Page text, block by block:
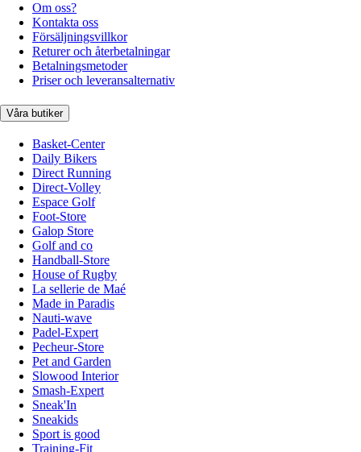
Om oss?
Kontakta oss
Försäljningsvillkor
Returer och återbetalningar
Betalningsmetoder
Priser och leveransalternativ
Våra butiker
Basket-Center
Daily Bikers
Direct Running
Direct-Volley
Espace Golf
Foot-Store
Galop Store
Golf and co
Handball-Store
House of Rugby
La sellerie de Maé
Made in Paradis
Nauti-wave
Padel-Expert
Pecheur-Store
Pet and Garden
Slowood Interior
Smash-Expert
Sneak'In
Sneakids
Sport is good
Training-Fit